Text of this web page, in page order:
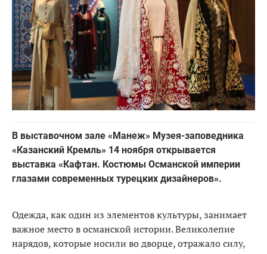
В выставочном зале «Манеж» Музея-заповедника
«Казанский Кремль» 14 ноября открывается
выставка «Кафтан. Костюмы Османской империи
глазами современных турецких дизайнеров».
Одежда, как один из элементов культуры, занимает
важное место в османской истории. Великолепие
нарядов, которые носили во дворце, отражало силу,